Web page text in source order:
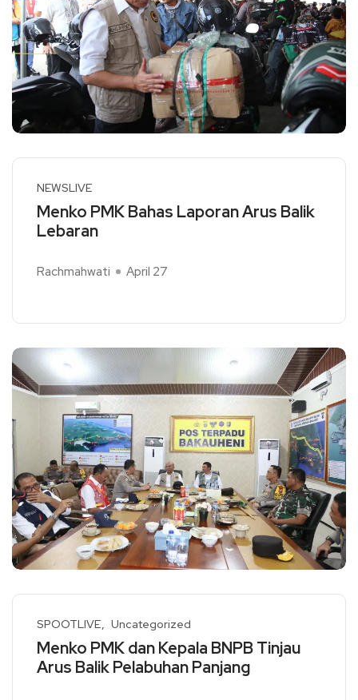
NEWSLIVE
Menko PMK Bahas Laporan Arus Balik
Lebaran
Rachmahwati April 27
SPOOTLIVE Uncategorized
Menko PMK dan Kepala BNPB Tinjau
Arus Balik Pelabuhan Panjang